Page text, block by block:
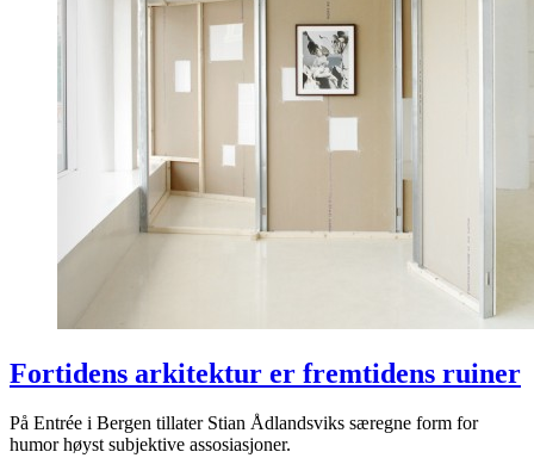
Fortidens arkitektur er fremtidens ruiner
På Entrée i Bergen tillater Stian Ådlandsviks særegne form for
humor høyst subjektive assosiasjoner.